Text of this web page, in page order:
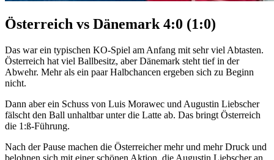
Österreich vs Dänemark 4:0 (1:0)
Das war ein typischen KO-Spiel am Anfang mit sehr viel Abtasten.
Österreich hat viel Ballbesitz, aber Dänemark steht tief in der
Abwehr. Mehr als ein paar Halbchancen ergeben sich zu Beginn
nicht.
Dann aber ein Schuss von Luis Morawec und Augustin Liebscher
fälscht den Ball unhaltbar unter die Latte ab. Das bringt Österreich
die 1:ß-Führung.
Nach der Pause machen die Österreicher mehr und mehr Druck und
belohnen sich mit einer schönen Aktion, die Augustin Liebscher an